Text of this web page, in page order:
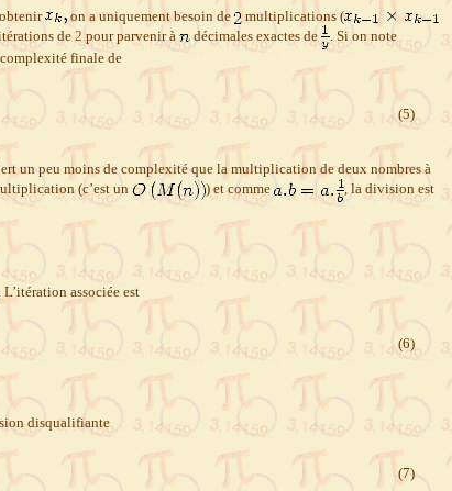
on a uniquement besoin de
multiplications (
de 2pour parvenir à décimales exactes de
. Si on note
finale de
(5)
un peu moins de complexité que la multiplication de deux nombres à
(c’est un ) et comme
, la division est
. L’itération associée est
(6)
disqualifiante
(7)